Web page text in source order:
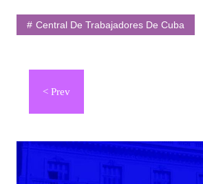
Central De Trabajadores De Cuba
Navegación
entradas